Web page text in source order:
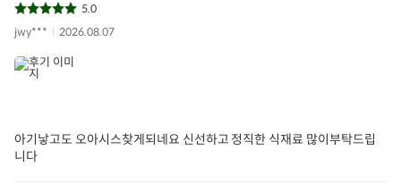
5.0
jwy***
2026.08.07
아기낳고도 오아시스찾게되네요 신선하고 정직한 식재료 많이부탁드립
니다